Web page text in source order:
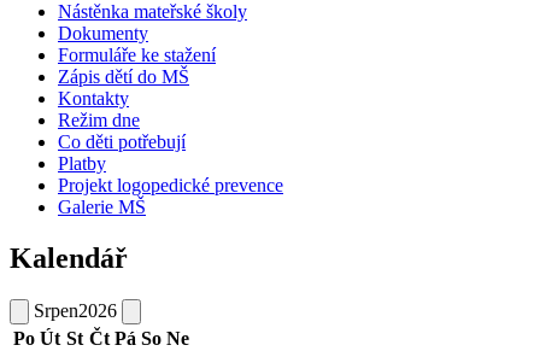
Nástěnka mateřské školy
Dokumenty
Formuláře ke stažení
Zápis dětí do MŠ
Kontakty
Režim dne
Co děti potřebují
Platby
Projekt logopedické prevence
Galerie MŠ
Kalendář
Srpen2026
Po Út St Čt Pá So Ne